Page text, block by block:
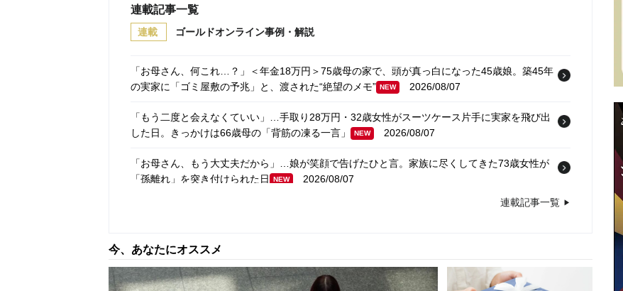
連載記事一覧
連載 ゴールドオンライン事例・解説
「お母さん、何これ…？」＜年金18万円＞75歳母の家で、頭が真っ白になった45歳娘。築45年
の実家に「ゴミ屋敷の予兆」と、渡された“絶望のメモ”
NEW 2026/08/07
「もう二度と会えなくていい」…手取り28万円・32歳女性がスーツケース片手に実家を飛び出
した日。きっかけは66歳母の「背筋の凍る一言」
NEW 2026/08/07
「お母さん、もう大丈夫だから」…娘が笑顔で告げたひと言。家族に尽くしてきた73歳女性が
「孫離れ」を突き付けられた日
NEW 2026/08/07
「電話一本でいいのに…」〈年金月14万円・72歳女性〉シニアマンションで待ち続けた家族か
「今晩はパン1個で我慢するよ」〈年金月17万円・74歳男性〉物価高で変わった“当たり前の食
卓”
2026/08/06
連載記事一覧
今、あなたにオススメ